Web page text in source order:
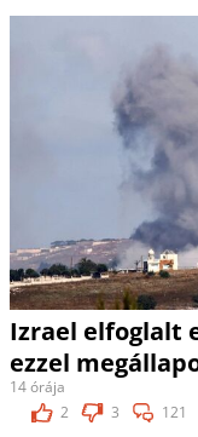
Izrael elfoglalt
ezzel
14 órája
2
3 121